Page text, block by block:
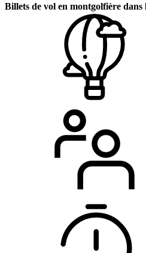
Billets de vol en montgolfière